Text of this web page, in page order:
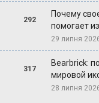
292
Почему
помогает
29 липня
317
Bearbrick:
мировой
28 липня